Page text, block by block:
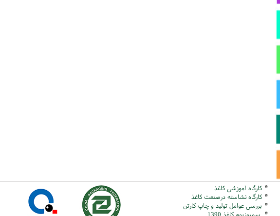
کارگاه آموزشی کاغذ
کارگاه نشاسته درصنعت کاغذ
بررسی عوامل تولید و چاپ کارتن